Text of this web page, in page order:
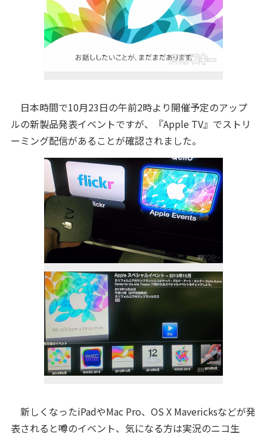
日本時間で10月23日の午前2時より開催予定のアップ
ルの新製品発表イベントですが、『Apple TV』でストリ
ーミング配信があることが確認されました。
新しくなったiPadやMac Pro、OS X Mavericksなどが発
表されると噂のイベント、気になる方は実況のニコ生